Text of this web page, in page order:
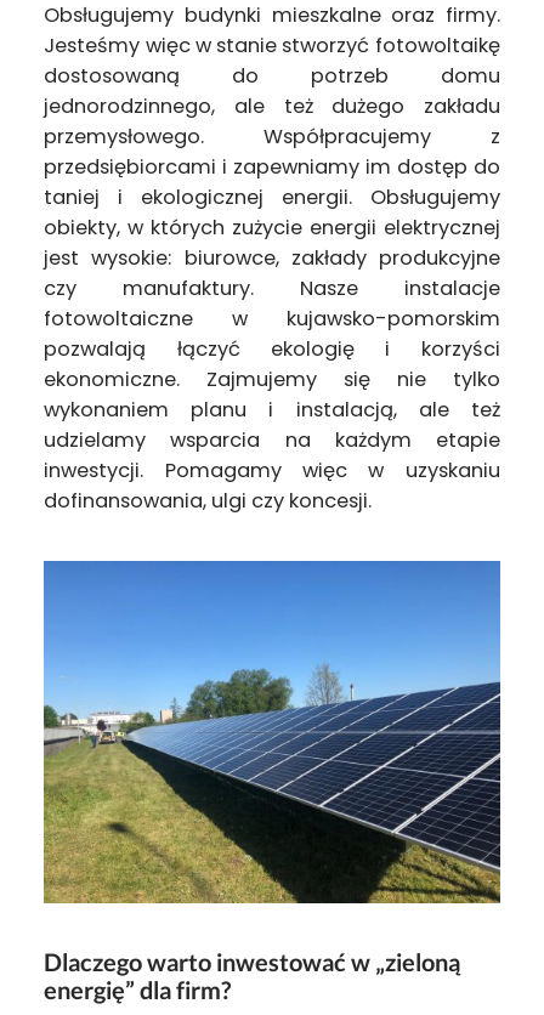
Obsługujemy budynki mieszkalne oraz firmy.
Jesteśmy więc w stanie stworzyć fotowoltaikę
dostosowaną do potrzeb domu
jednorodzinnego, ale też dużego zakładu
przemysłowego. Współpracujemy z
przedsiębiorcami i zapewniamy im dostęp do
taniej i ekologicznej energii. Obsługujemy
obiekty, w których zużycie energii elektrycznej
jest wysokie: biurowce, zakłady produkcyjne
czy manufaktury. Nasze instalacje
fotowoltaiczne w kujawsko-pomorskim
pozwalają łączyć ekologię i korzyści
ekonomiczne. Zajmujemy się nie tylko
wykonaniem planu i instalacją, ale też
udzielamy wsparcia na każdym etapie
inwestycji. Pomagamy więc w uzyskaniu
dofinansowania, ulgi czy koncesji.
Dlaczego warto inwestować w „zieloną
energię” dla firm?